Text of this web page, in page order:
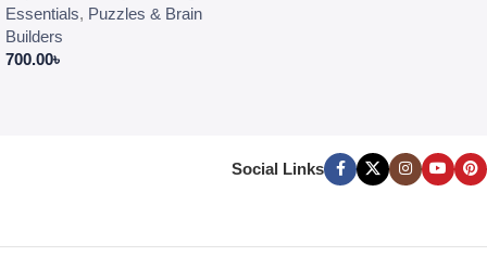
Essentials, Puzzles & Brain
Builders
700.00৳
Social Links